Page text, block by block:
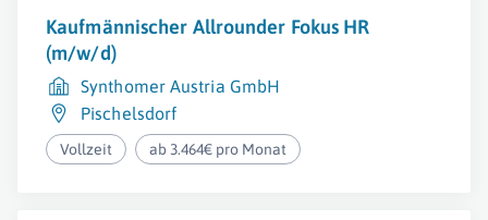
Kaufmännischer Allrounder Fokus HR
(m/w/d)
Synthomer Austria GmbH
Pischelsdorf
Vollzeit ab 3.464€ pro Monat